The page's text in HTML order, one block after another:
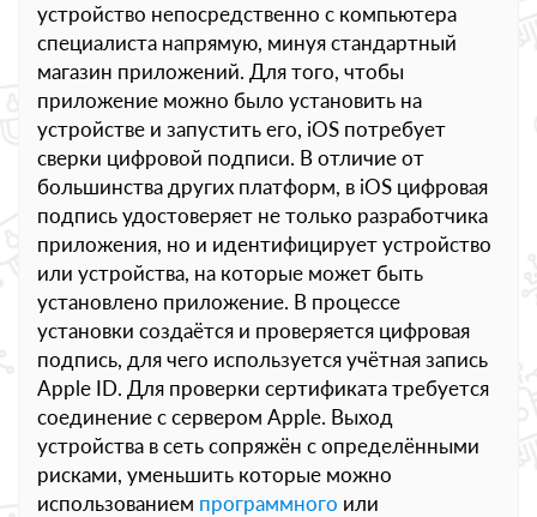
устройство непосредственно с компьютера
специалиста напрямую, минуя стандартный
магазин приложений. Для того, чтобы
приложение можно было установить на
устройстве и запустить его, iOS потребует
сверки цифровой подписи. В отличие от
большинства других платформ, в iOS цифровая
подпись удостоверяет не только разработчика
приложения, но и идентифицирует устройство
или устройства, на которые может быть
установлено приложение. В процессе
установки создаётся и проверяется цифровая
подпись, для чего используется учётная запись
Apple ID. Для проверки сертификата требуется
соединение с сервером Apple. Выход
устройства в сеть сопряжён с определёнными
рисками, уменьшить которые можно
использованием программного или